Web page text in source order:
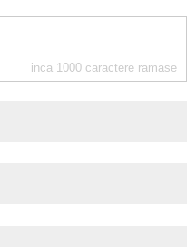
inca 1000 caractere ramase